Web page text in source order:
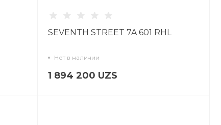
SEVENTH STREET 7A 601 RHL
Нет в наличии
1 894 200 UZS